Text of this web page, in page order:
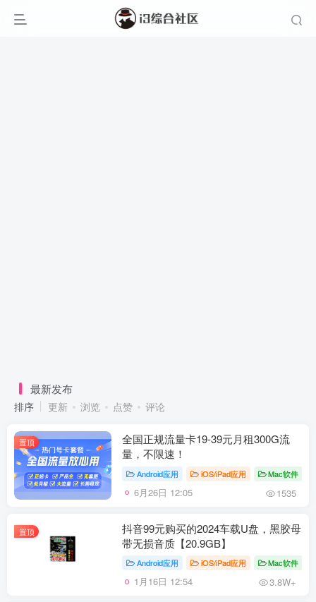
最新发布
排序 更新 浏览 点赞 评论
置顶
全国正规流量卡19-39元月租300G流
量，不限速！
Android应用 iOS/iPad应用 Mac软件
6月26日 12:05 1535
置顶
抖音99元购买的2024车载U盘，黑胶母
带无损音质【20.9GB】
Android应用 iOS/iPad应用 Mac软件
1月16日 12:54 3.8W+